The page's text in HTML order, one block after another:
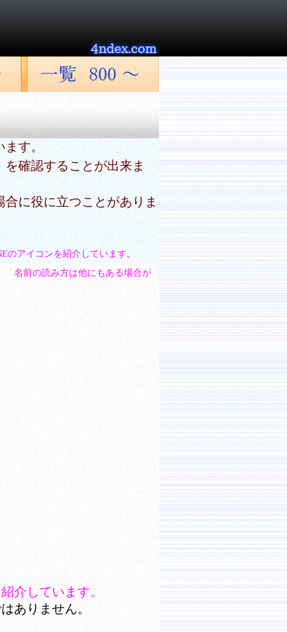
す。
を確認することが出来ま
に役に立つことがありま
のアイコンを紹介しています。
名前の読み方は他にもある場合が
介しています。
ありません。